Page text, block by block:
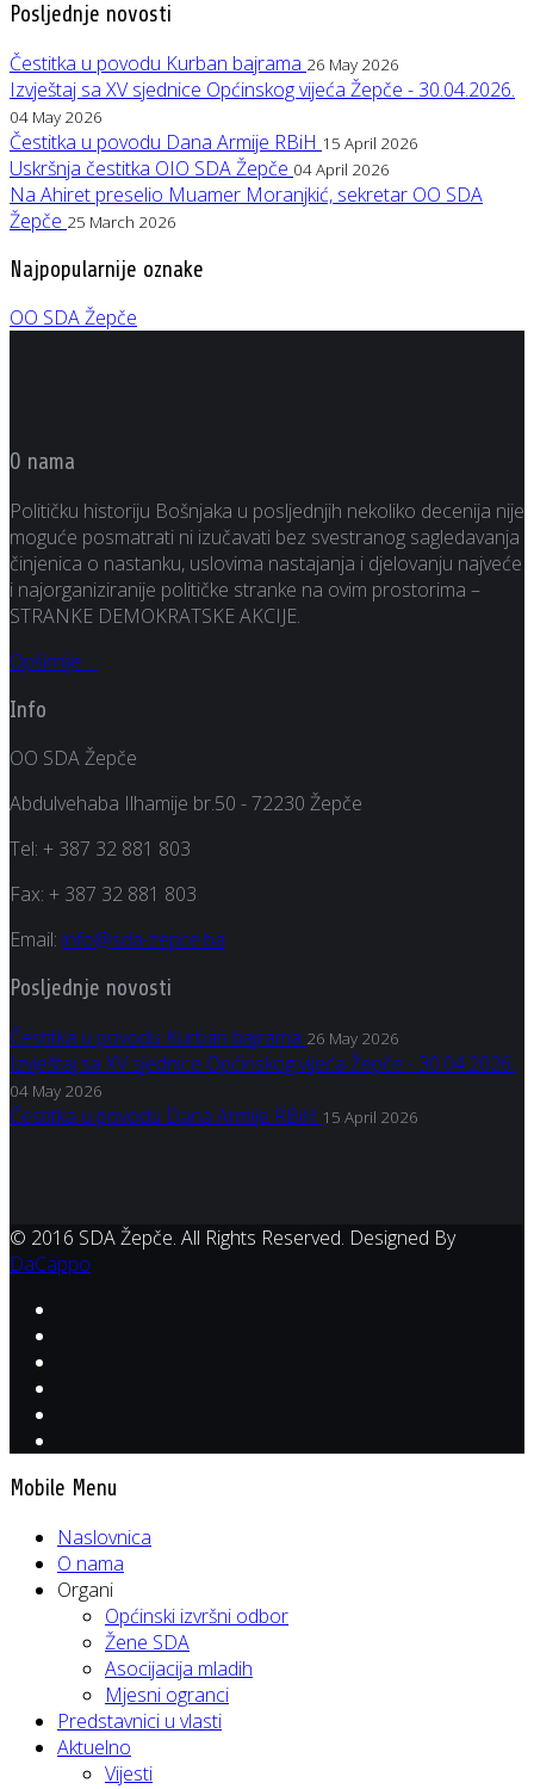
Posljednje novosti
Čestitka u povodu Kurban bajrama 26 May 2026
Izvještaj sa XV sjednice Općinskog vijeća Žepče - 30.04.2026.
04 May 2026
Čestitka u povodu Dana Armije RBiH 15 April 2026
Uskršnja čestitka OIO SDA Žepče 04 April 2026
Na Ahiret preselio Muamer Moranjkić, sekretar OO SDA
Žepče 25 March 2026
Najpopularnije oznake
OO SDA Žepče
O nama
Političku historiju Bošnjaka u posljednjih nekoliko decenija nije
moguće posmatrati ni izučavati bez svestranog sagledavanja
činjenica o nastanku, uslovima nastajanja i djelovanju najveće
i najorganiziranije političke stranke na ovim prostorima –
STRANKE DEMOKRATSKE AKCIJE.
Opširnije ...
Info
OO SDA Žepče
Abdulvehaba Ilhamije br.50 - 72230 Žepče
Tel: + 387 32 881 803
Fax: + 387 32 881 803
Email: info@sda-zepce.ba
Posljednje novosti
Čestitka u povodu Kurban bajrama 26 May 2026
Izvještaj sa XV sjednice Općinskog vijeća Žepče - 30.04.2026.
04 May 2026
Čestitka u povodu Dana Armije RBiH 15 April 2026
© 2016 SDA Žepče. All Rights Reserved. Designed By
DaCappo
Mobile Menu
Naslovnica
O nama
Organi
Općinski izvršni odbor
Žene SDA
Asocijacija mladih
Mjesni ogranci
Predstavnici u vlasti
Aktuelno
Vijesti